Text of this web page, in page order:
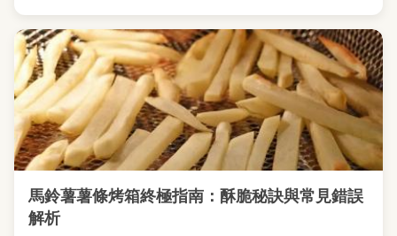
馬鈴薯薯條烤箱終極指南：酥脆秘訣與常見錯誤
解析